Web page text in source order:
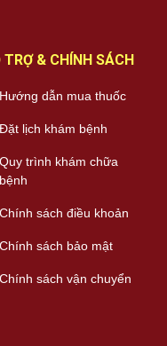
TRỢ & CHÍNH SÁCH
Hướng dẫn mua thuốc
Đặt lịch khám bệnh
Quy trình khám chữa
bệnh
Chính sách điều khoản
Chính sách bảo mật
Chính sách vận chuyển